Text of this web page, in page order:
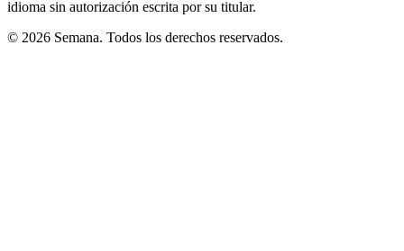
idioma sin autorización escrita por su titular.
© 2026 Semana. Todos los derechos reservados.